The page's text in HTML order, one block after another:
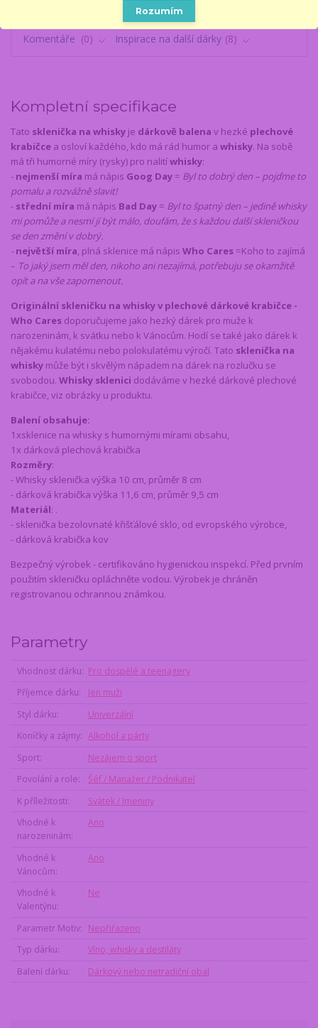
Parametry
Komentáře
0 Inspirace na další dárky 8
Kompletní specifikace
Tato sklenička na whisky je dárkově balena v hezké plechové
krabičce a osloví každého, kdo má rád humor a whisky. Na sobě
má tři humorné míry (rysky) pro nalitíwhisky:
- nejmenší míra má nápis Goog Day = Byl to dobrý den – pojďme to
pomalu a rozvážně slavit!
- střední míra má nápis Bad Day = Byl to špatný den – jedině whisky
mi pomůže a nesmí jí být málo, doufám, že s každou další skleničkou
se den změní v dobrý.
-největší míra, plná sklenice má nápis Who Cares =Koho to zajímá
– To jaký jsem měl den, nikoho ani nezajímá, potřebuju se okamžitě
opít a na vše zapomenout.
Originální skleničku na whisky v plechové dárkové krabičce -
Who Cares doporučujeme jako hezký dárek pro muže k
narozeninám, k svátku nebo k Vánocům. Hodí se také jako dárek k
nějakému kulatému nebo polokulatému výročí. Tato sklenička na
whisky může být i skvělým nápadem na dárek na rozlučku se
svobodou. Whisky sklenici dodáváme v hezké dárkové plechové
krabičce, viz obrázky u produktu.
Balení obsahuje:
1xsklenice na whisky s humornými mírami obsahu,
1x dárková plechová krabička
Rozměry:
- Whisky sklenička výška 10 cm, průměr 8 cm
- dárková krabička výška 11,6 cm, průměr 9,5 cm
Materiál: .
- sklenička bezolovnaté křišťálové sklo, od evropského výrobce,
- dárková krabička kov
Bezpečný výrobek - certifikováno hygienickou inspekcí. Před prvním
použitím skleničku opláchněte vodou. Výrobek je chráněn
registrovanou ochrannou známkou.
Parametry
Vhodnost dárku
Pro dospělé a teenagery
Příjemce dárku
Jen muži
Styl dárku
Univerzální
Koníčky a zájmy
Alkohol a párty
Sport
Nezájem o sport
Povolání a role
Šéf / Manažer / Podnikatel
K příležitosti
Svátek / Jmeniny
Vhodné k
narozeninám
Ano
Vhodné k
Vánocům
Ano
Vhodné k
Valentýnu
Ne
Parametr Motiv
Nepřiřazeno
Typ dárku
Víno, whisky a destiláty
Balení dárku
Dárkový nebo netradiční obal
Rozumím